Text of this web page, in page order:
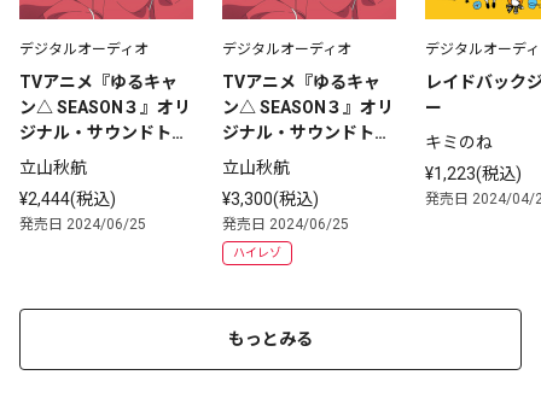
デジタルオーディオ
TVアニメ『ゆるキャ
ン△ SEASON３』オリ
ジナル・サウンドトラ
ック
立山秋航
¥2,444(税込)
発売日 2024/06/25
デジタルオーディオ
TVアニメ『ゆるキャ
ン△ SEASON３』オリ
ジナル・サウンドトラ
ック
立山秋航
¥3,300(税込)
発売日 2024/06/25
ハイレゾ
デジタルオーデ
レイドバック
ー
キミのね
¥1,223(税込)
発売日 2024/04/
もっとみる